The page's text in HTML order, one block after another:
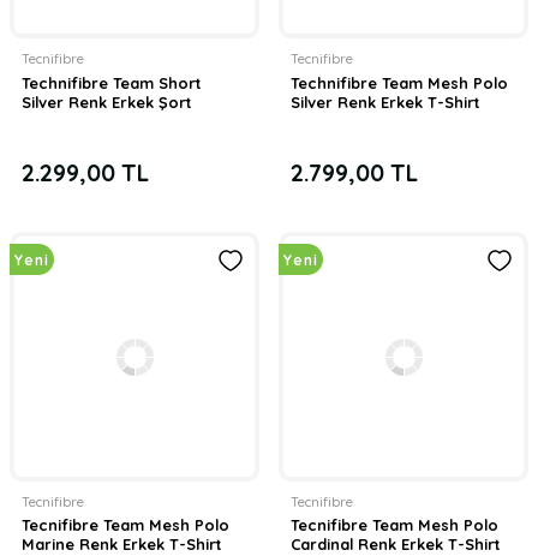
TOUR ENDU ULTRA BLACK 12R
Tecnifibre
Technifibre Team Short
Silver Renk Erkek Şort
2.299,00 TL
Tecnifibre
Technifibre Team Mesh Polo
Silver Renk Erkek T-Shirt
2.799,00 TL
Yeni
Tecnifibre
Tecnifibre Team Mesh Polo
Marine Renk Erkek T-Shirt
Yeni
Tecnifibre
Tecnifibre Team Mesh Polo
Cardinal Renk Erkek T-Shirt